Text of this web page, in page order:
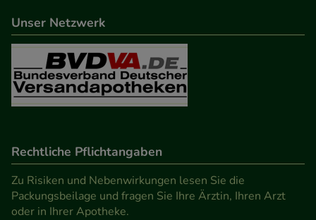
Informationen über die Art und Weise der Nutzung
unserer Website sammeln, mit deren Hilfe wir
unsere Website weiter für Sie optimieren können,
den Inhalt auf unserer Website aber auch die
Werbung auf Drittseiten möglichst relevant für Sie
Medien übertragen werden.
Unser Netzwerk
Rechtliche Pflichtangaben
Zu Risiken und Nebenwirkungen lesen Sie die
Packungsbeilage und fragen Sie Ihre Ärztin, Ihren Arzt
oder in Ihrer Apotheke.